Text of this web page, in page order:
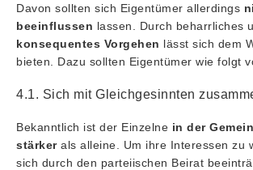
Davon sollten sich Eigentümer allerdings
beeinflussen lassen. Durch beharrliches
konsequentes Vorgehen lässt sich dem
bieten. Dazu sollten Eigentümer wie folgt
4.1. Sich mit Gleichgesinnten
Bekanntlich ist der Einzelne in der
stärker als alleine. Um ihre Interessen zu
sich durch den parteiischen Beirat